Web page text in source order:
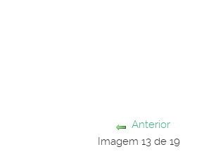
Anterior
Imagem 13 de 19